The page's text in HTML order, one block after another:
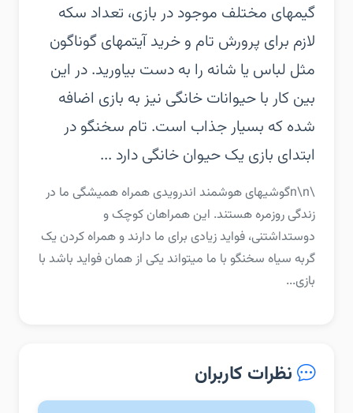
گیمهای مختلف موجود در بازی، تعداد سکه
لازم برای پرورش تام و خرید آیتمهای گوناگون
مثل لباس یا شانه را به دست بیاورید. در این
بین کار با حیوانات خانگی نیز به بازی اضافه
شده که بسیار جذاب است. تام سخنگو در
ابتدای بازی یک حیوان خانگی دارد ...
\n\nگوشیهای هوشمند اندرویدی همراه همیشگی ما در
زندگی روزمره هستند. این همراهان کوچک و
دوستداشتنی، فواید زیادی برای ما دارند و همراه کردن یک
گربه سیاه سخنگو با ما میتواند یکی از همان فواید باشد با
بازی...
نظرات کاربران